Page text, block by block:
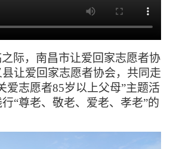
际，南昌市让爱回家志愿者协
让爱回家志愿者协会，共同走
爱志愿者85岁以上父母”主题活
“尊老、敬老、爱老、孝老”的